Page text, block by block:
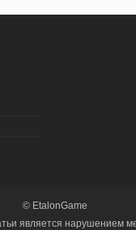
© EtalonGame
является нарушением